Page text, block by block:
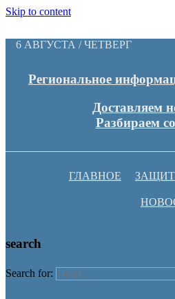
Skip to content
6 АВГУСТА / ЧЕТВЕРГ
Региональное
Доставляем
Разбираем
ГЛАВНОЕ
search
Search for: